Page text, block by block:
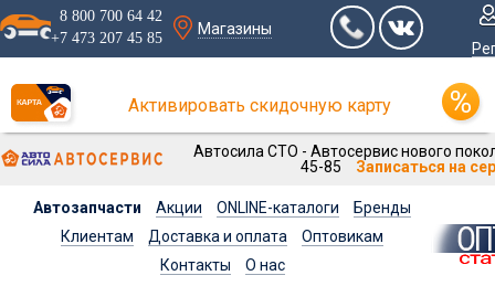
8 800 700 64 42
+7 473 207 45 85
Магазины
Активировать скидочную карту
Автосила СТО - Автосервис нового
45-85
Записаться на
Автозапчасти Акции ONLINE-каталоги
Бренды
Клиентам
Доставка и оплата
Оптовикам
Контакты
О нас